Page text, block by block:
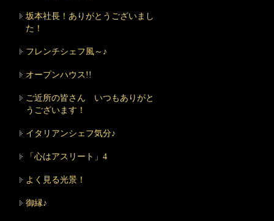
坂本社長！ありがとうございまし
た！
フレンチシェフ風～♪
オープンハウス!!
ご近所の皆さん いつもありがと
うございます！
イタリアンシェフ気分♪
「心はアスリート」4
よく見る光景！
御縁♪